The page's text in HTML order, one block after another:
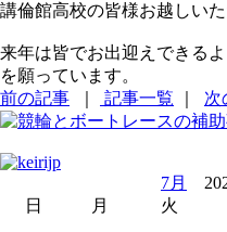
講倫館高校の皆様お越しい
来年は皆でお出迎えできる
を願っています。
前の記事
記事一覧 次
7月
日
月 火